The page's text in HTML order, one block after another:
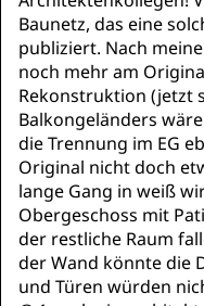
Baunetz, das eine
publiziert. Nach
noch mehr am
Rekonstruktion (jetzt
Balkongeländers
die Trennung im EG
Original nicht doch
lange Gang in weiß
Obergeschoss mit
der restliche Raum
der Wand könnte die
und Türen würden